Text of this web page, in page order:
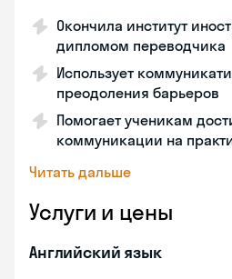
Окончила институт
дипломом переводчика
Использует
преодоления барьеров
Помогает ученикам
коммуникации на
Читать дальше
Услуги и цены
Английский язык